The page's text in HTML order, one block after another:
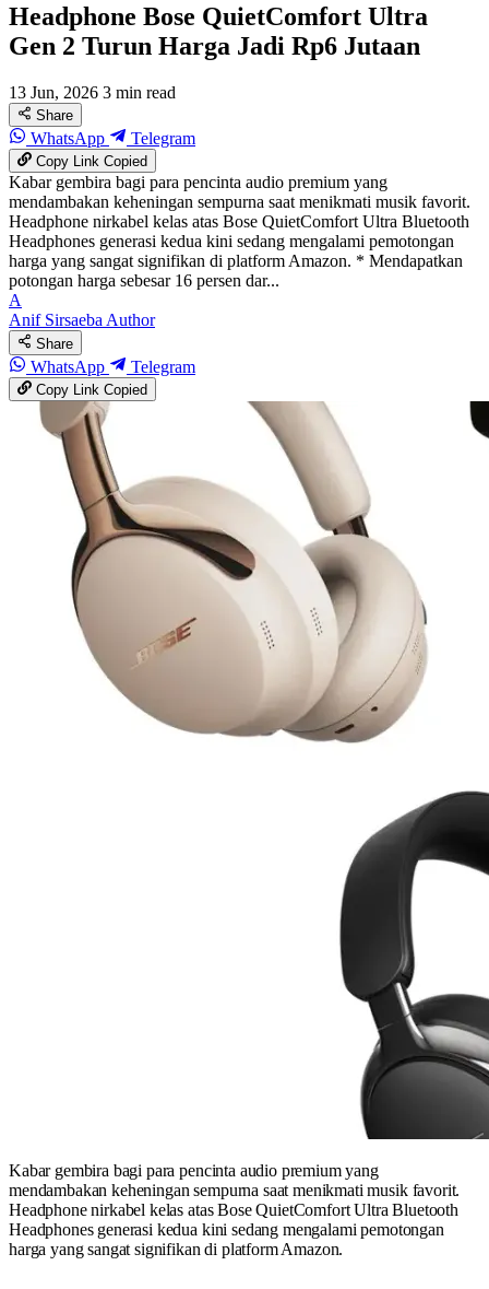
Headphone Bose QuietComfort Ultra
Gen 2 Turun Harga Jadi Rp6 Jutaan
13 Jun, 2026 3 min read
Share
WhatsApp Telegram
Copy LinkCopied
Kabar gembira bagi para pencinta audio premium yang
mendambakan keheningan sempurna saat menikmati musik favorit.
Headphone nirkabel kelas atas Bose QuietComfort Ultra Bluetooth
Headphones generasi kedua kini sedang mengalami pemotongan
harga yang sangat signifikan di platform Amazon. * Mendapatkan
potongan harga sebesar 16 persen dar...
A
Anif SirsaebaAuthor
Share
WhatsApp Telegram
Copy LinkCopied
Kabar gembira bagi para pencinta audio premium yang
mendambakan keheningan sempurna saat menikmati musik favorit.
Headphone nirkabel kelas atas Bose QuietComfort Ultra Bluetooth
Headphones generasi kedua kini sedang mengalami pemotongan
harga yang sangat signifikan di platform Amazon.